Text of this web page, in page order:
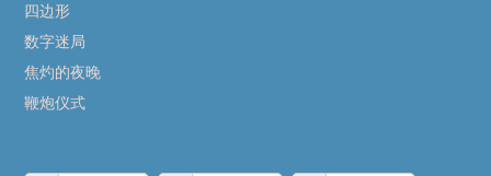
四边形
数字迷局
焦灼的夜晚
鞭炮仪式